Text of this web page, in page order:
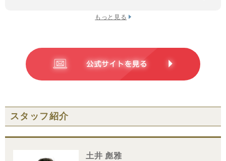
もっと見る
スタッフ紹介
土井 彪雅